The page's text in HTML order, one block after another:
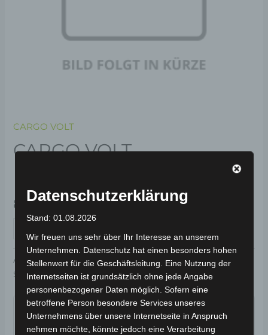
CARGO VOLT
CARGO VOLT
89,00€ *
Artikelnummer: BP150-050 Kategorie: CARGO VOLT
Schlagwort:Karosserie & Verkleidung
Garantiert sicherer Checkout
Datenschutzerklärung
Stand: 01.08.2026
Wir freuen uns sehr über Ihr Interesse an unserem
Unternehmen. Datenschutz hat einen besonders hohen
Stellenwert für die Geschäftsleitung. Eine Nutzung der
Internetseiten ist grundsätzlich ohne jede Angabe
personenbezogener Daten möglich. Sofern eine
betroffene Person besondere Services unseres
Unternehmens über unsere Internetseite in Anspruch
nehmen möchte, könnte jedoch eine Verarbeitung